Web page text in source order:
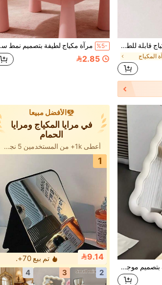
3 قطع/مجموعة - مرآة مكياج قابلة للطي، مرآة مكياج محمولة باليد، مرآة مكياج بأسلوب بسيط قابل للطي، مرآة جيب صغيرة لطيفة، مناسبة للاستخدام في السكن الجامعي والمكتب - ضروريات يومية، ضروريات السفر، إكسسوارات السفر، عطلة الشاطئ الصيفية، لوازم المدرسة، لوازم العودة إلى المدرسة، ديكور غرفة النوم (1/3) متوفر
المكياج
%5-
2.85
مرآة مكياج صغيرة وجميلة بتصميم موجي باللون الكريمي. يمكن تركيبها على المكتب أو الحائط. إنها مرآة مكياج محمولة للسفر، مناسبة لغرف طلاب الجامعة وطاولات التزيين والمكاتب. مرآة صغيرة بسعر معقول، ديكور للغرفة، طاولات التزيين، السفر، غرف النوم، اكسسوارات المكياج، مرايا، مرايا الزينة، مرايا صغيرة، مرايا مساحيق مضغوطة، مرايا صغيرة، مرايا محمولة، مرايا مكياج المكتب. كما أنها هدية رائعة لأعياد الميلاد وعيد الحب.
الأفضل مبيعا
في مرايا المكياج ومرايا
الحمام
أعطى 1k+ من المستخدمين 5 نجوم
1
9.14
تم بيع 70+.
2
3
4